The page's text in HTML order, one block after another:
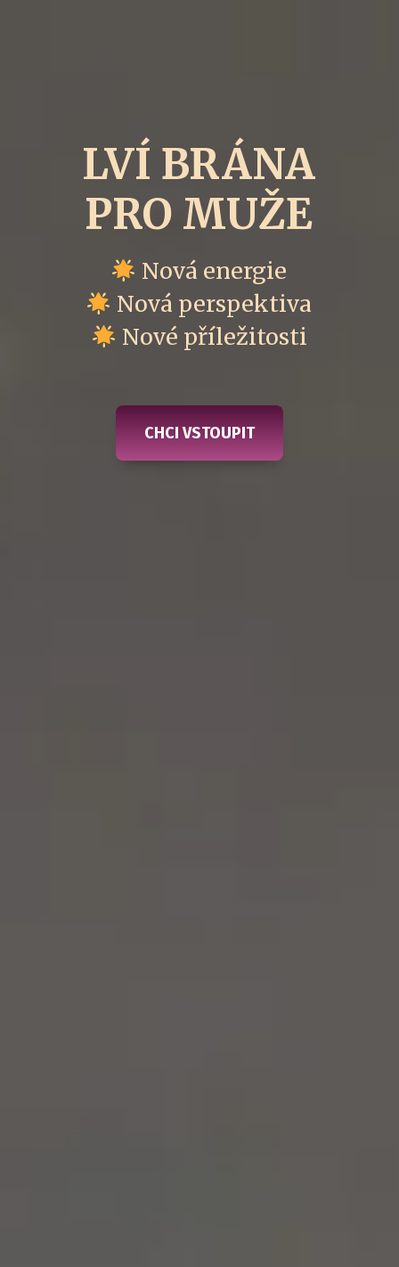
LVÍ BRÁNA
PRO MUŽE
Nová energie
Nová perspektiva
Nové příležitosti
CHCI VSTOUPIT